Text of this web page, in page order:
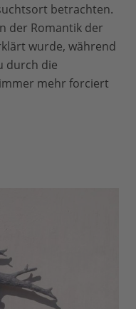
betrachten.
der Romantik der
wurde, während
durch die
mehr forciert